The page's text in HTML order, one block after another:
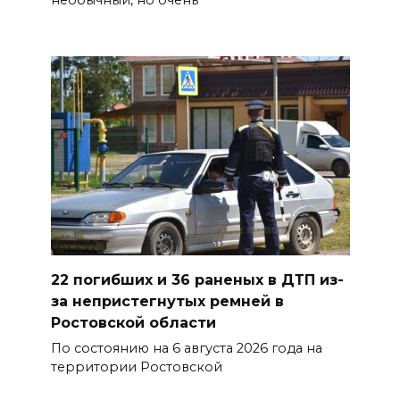
Дабы счастье семейное
сберечь – спрячьте первое
сорванное яблоко: приметы
на 8 августа
07 августа 2026 22:04
В Железнодорожном районе
Ростова-на-Дону на сутки
капремонта сетей
07 августа 2026 20:32
Полиция ищет вандалов,
22 погибших и 36 раненых в ДТП из-
за непристегнутых ремней в
Ростовской области
По состоянию на 6 августа 2026 года на
территории Ростовской